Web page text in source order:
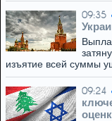
09:35
изъятие всей суммы
09:24